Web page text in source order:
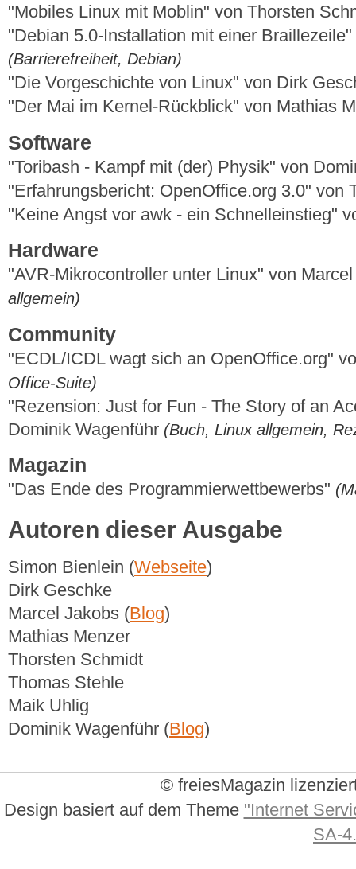
"Mobiles Linux mit Moblin" von Thorsten
"Debian 5.0-Installation mit einer
(Barrierefreiheit, Debian)
"Die Vorgeschichte von Linux" von Dirk
"Der Mai im Kernel-Rückblick" von Mathias
Software
"Toribash - Kampf mit (der) Physik" von
"Erfahrungsbericht: OpenOffice.org 3.0" von
"Keine Angst vor awk - ein Schnelleinstieg"
Hardware
"AVR-Mikrocontroller unter Linux" von
allgemein)
Community
"ECDL/ICDL wagt sich an OpenOffice.org"
Office-Suite)
"Rezension: Just for Fun - The Story of an
Dominik Wagenführ (Buch, Linux allgemein,
Magazin
"Das Ende des Programmierwettbewerbs"
Autoren dieser Ausgabe
Simon Bienlein (Webseite)
Dirk Geschke
Marcel Jakobs (Blog)
Mathias Menzer
Thorsten Schmidt
Thomas Stehle
Maik Uhlig
Dominik Wagenführ (Blog)
© freiesMagazin
Design basiert auf dem Theme "Internet
SA-